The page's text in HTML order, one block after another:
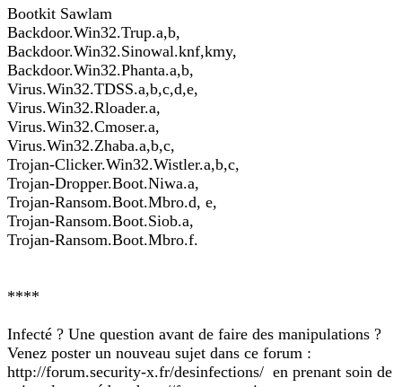
Bootkit Sawlam
Backdoor.Win32.Trup.a,b,
Backdoor.Win32.Sinowal.knf,kmy,
Backdoor.Win32.Phanta.a,b,
Virus.Win32.TDSS.a,b,c,d,e,
Virus.Win32.Rloader.a,
Virus.Win32.Cmoser.a,
Virus.Win32.Zhaba.a,b,c,
Trojan-Clicker.Win32.Wistler.a,b,c,
Trojan-Dropper.Boot.Niwa.a,
Trojan-Ransom.Boot.Mbro.d, e,
Trojan-Ransom.Boot.Siob.a,
Trojan-Ransom.Boot.Mbro.f.
****
Infecté ? Une question avant de faire des manipulations ?
Venez poster un nouveau sujet dans ce forum :
http://forum.security-x.fr/desinfections/ en prenant soin de